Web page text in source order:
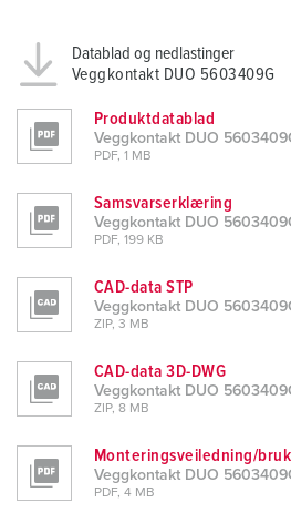
Datablad og nedlastinger
Veggkontakt DUO 5603409G
Produktdatablad
Veggkontakt DUO
PDF, 1 MB
Samsvarserklæring
Veggkontakt DUO
PDF, 199 KB
CAD-data STP
Veggkontakt DUO
ZIP, 3 MB
CAD-data 3D-DWG
Veggkontakt DUO
ZIP, 8 MB
Monteringsveiledning/
Veggkontakt DUO
PDF, 4 MB